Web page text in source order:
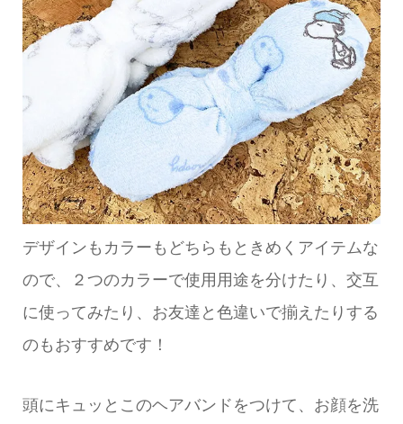
デザインもカラーもどちらもときめくアイテムな
ので、２つのカラーで使用用途を分けたり、交互
に使ってみたり、お友達と色違いで揃えたりする
のもおすすめです！
頭にキュッとこのヘアバンドをつけて、お顔を洗